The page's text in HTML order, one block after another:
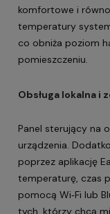
komfortowe i
temperatury
co obniża poziom
pomieszczeniu.
Obsługa lokalna i
Panel sterujący na
urządzenia.
poprzez aplikację
temperaturę, czas
pomocą Wi‑Fi lub
tych, którzy chcą